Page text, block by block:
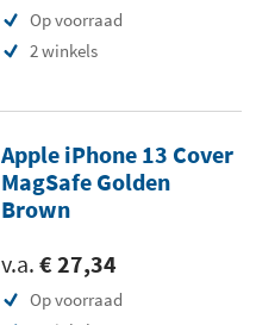
Op voorraad
2 winkels
Apple iPhone 13 Cover
MagSafe Golden
Brown
v.a. € 27,34
Op voorraad